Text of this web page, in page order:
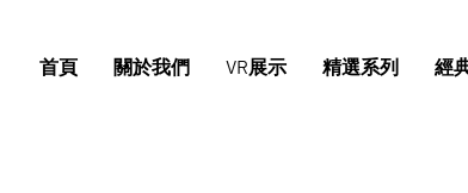
首頁 關於我們 VR展示 精選系列 經